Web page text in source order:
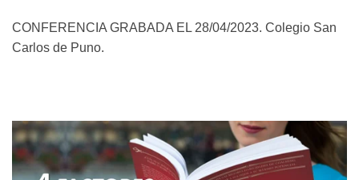
CONFERENCIA GRABADA EL 28/04/2023. Colegio San
Carlos de Puno.